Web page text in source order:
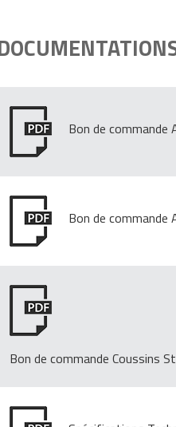
Bon de commande
Bon de commande
Bon de commande Coussins